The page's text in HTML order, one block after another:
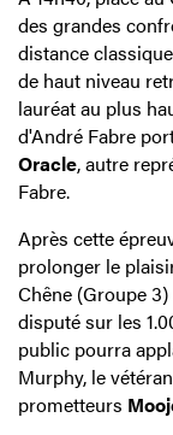
des grandes
distance
de haut niveau
lauréat au plus
d'André Fabre
Oracle, autre
Fabre.
Après cette
prolonger le
Chêne (Groupe
disputé sur les
public pourra
Murphy, le vétéran
prometteurs